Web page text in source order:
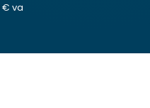
€ va